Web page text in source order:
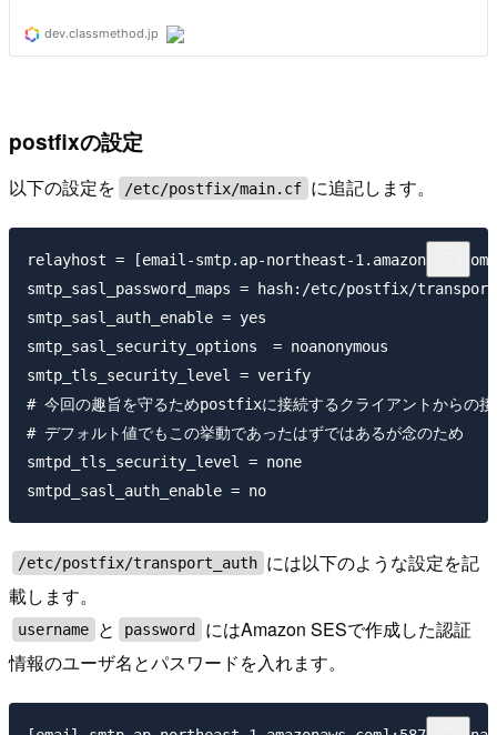
postfixの設定
以下の設定を /etc/postfix/main.cf に追記します。
relayhost = [email-smtp.ap-northeast-
smtp_sasl_password_maps = hash:/etc/postfix/
smtp_sasl_auth_enable = yes
smtp_sasl_security_options　= noanonymous
smtp_tls_security_level = verify
# 今回の趣旨を守るためpostfixに接続するクライアントからの
# デフォルト値でもこの挙動であったはずではあるが念のため
smtpd_tls_security_level = none
/etc/postfix/transport_auth には以下のような設定を記
載します。
username と password
にはAmazon SESで作成した認証
情報のユーザ名とパスワードを入れます。